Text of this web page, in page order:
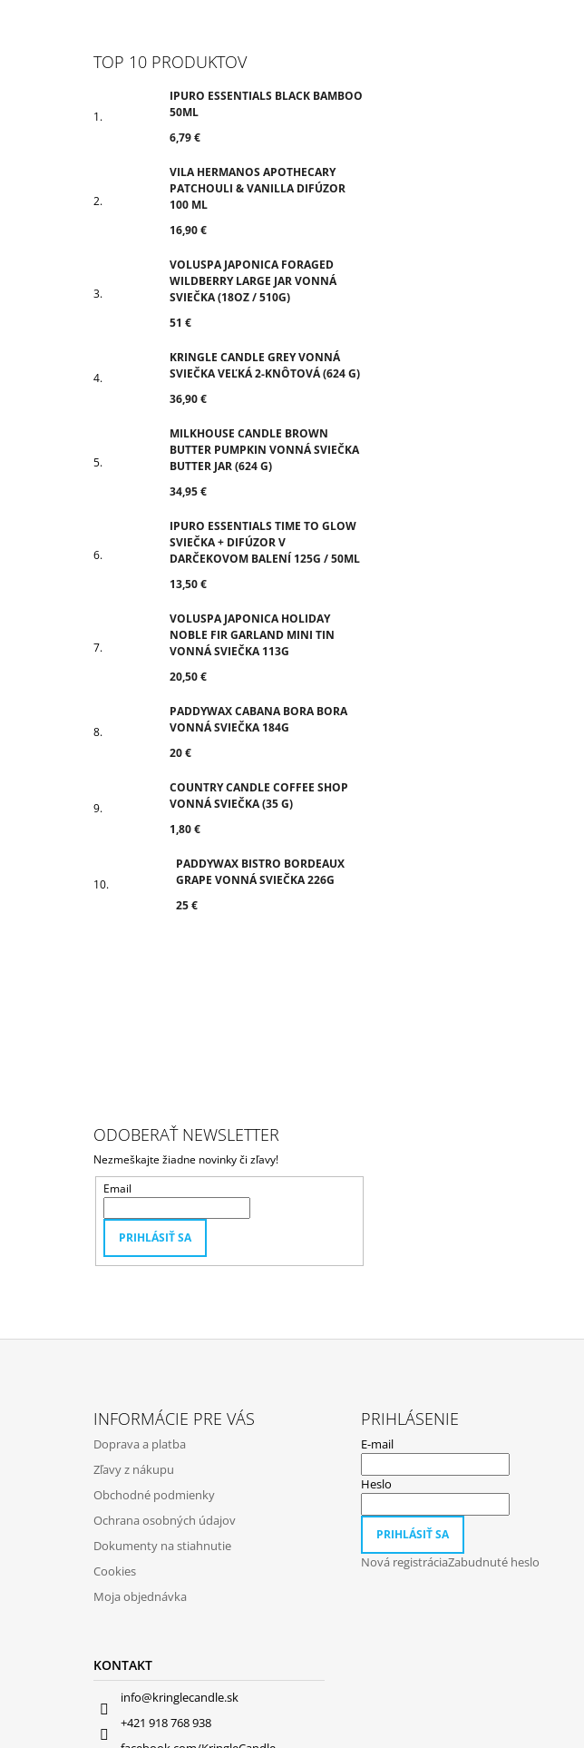
TOP 10 PRODUKTOV
IPURO ESSENTIALS BLACK BAMBOO
50ML
6,79 €
VILA HERMANOS APOTHECARY
PATCHOULI & VANILLA DIFÚZOR
100 ML
16,90 €
VOLUSPA JAPONICA FORAGED
WILDBERRY LARGE JAR VONNÁ
SVIEČKA (18OZ / 510G)
51 €
KRINGLE CANDLE GREY VONNÁ
SVIEČKA VEĽKÁ 2-KNÔTOVÁ (624 G)
36,90 €
MILKHOUSE CANDLE BROWN
BUTTER PUMPKIN VONNÁ SVIEČKA
BUTTER JAR (624 G)
34,95 €
IPURO ESSENTIALS TIME TO GLOW
SVIEČKA + DIFÚZOR V
DARČEKOVOM BALENÍ 125G / 50ML
13,50 €
VOLUSPA JAPONICA HOLIDAY
NOBLE FIR GARLAND MINI TIN
VONNÁ SVIEČKA 113G
20,50 €
PADDYWAX CABANA BORA BORA
VONNÁ SVIEČKA 184G
20 €
COUNTRY CANDLE COFFEE SHOP
VONNÁ SVIEČKA (35 G)
1,80 €
PADDYWAX BISTRO BORDEAUX
GRAPE VONNÁ SVIEČKA 226G
25 €
ODOBERAŤ NEWSLETTER
Nezmeškajte žiadne novinky či zľavy!
Email
PRIHLÁSIŤ SA
INFORMÁCIE PRE VÁS
Doprava a platba
Zľavy z nákupu
Obchodné podmienky
Ochrana osobných údajov
Dokumenty na stiahnutie
Cookies
Moja objednávka
PRIHLÁSENIE
E-mail
Heslo
PRIHLÁSIŤ SA
Nová registráciaZabudnuté heslo
KONTAKT
info@kringlecandle.sk
+421 918 768 938